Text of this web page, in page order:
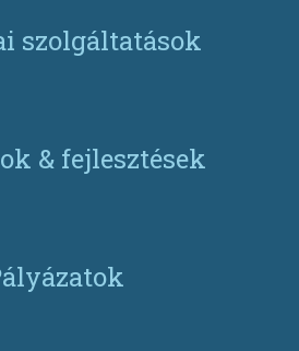
szolgáltatások
& fejlesztések